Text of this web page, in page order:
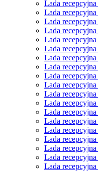
Lada
Lada
Lada
Lada
Lada
Lada
Lada
Lada
Lada
Lada
Lada
Lada
Lada
Lada
Lada
Lada
Lada
Lada
Lada